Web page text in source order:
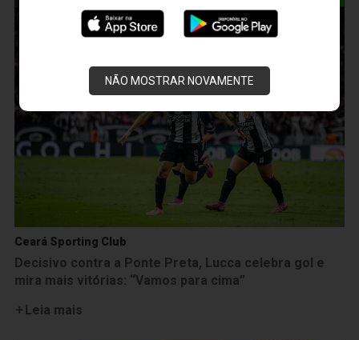
NÃO MOSTRAR NOVAMENTE
Ceará Sporting Club
Decisivo contra a Ponte Preta, Lucca celebra gol e
mira mais vitórias: “Vamos para cima”
Leia mais